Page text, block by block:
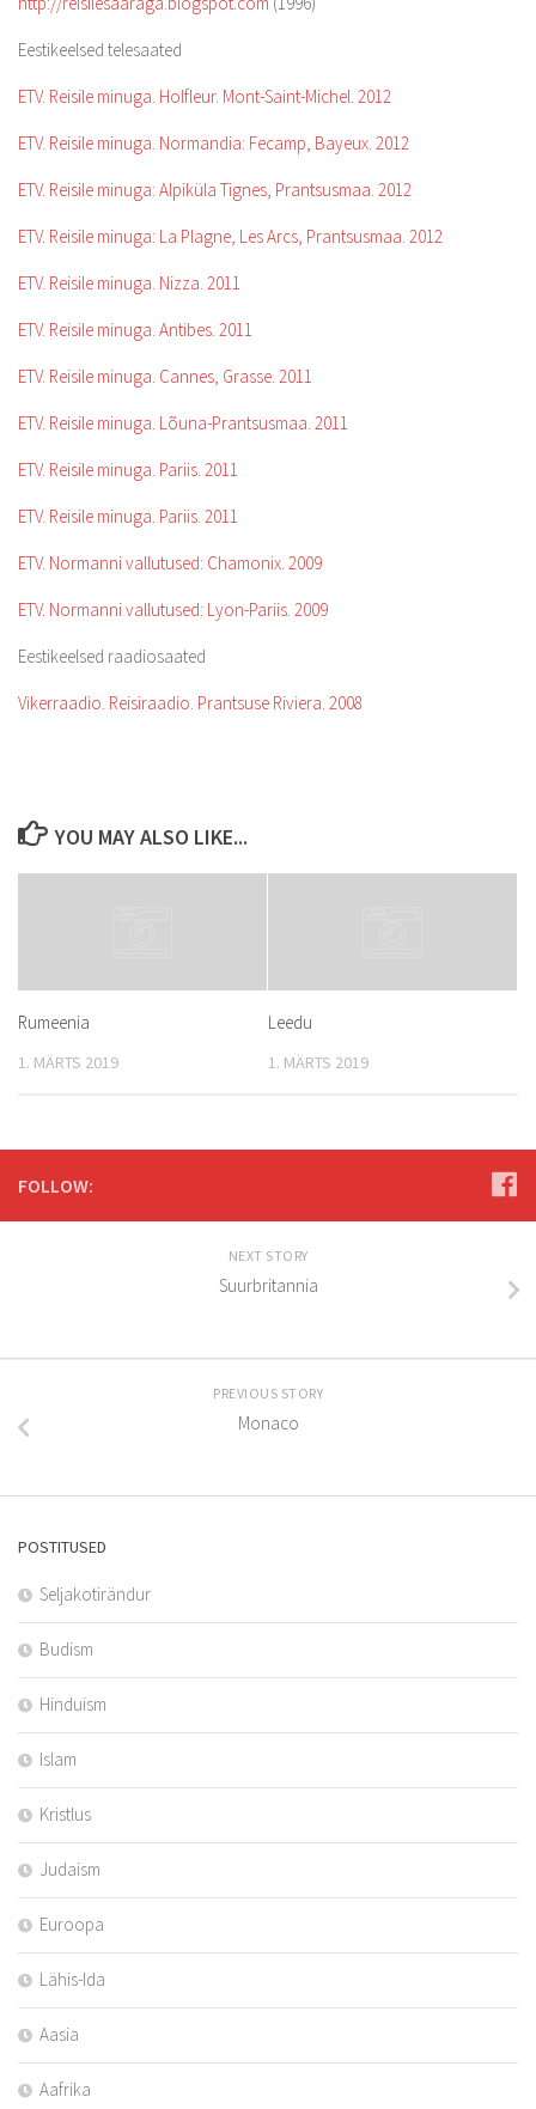
Eestikeelsed telesaated
ETV. Reisile minuga. Holfleur. Mont-Saint-Michel. 2012
ETV. Reisile minuga. Normandia: Fecamp, Bayeux. 2012
ETV. Reisile minuga: Alpiküla Tignes, Prantsusmaa. 2012
ETV. Reisile minuga: La Plagne, Les Arcs, Prantsusmaa. 2012
ETV. Reisile minuga. Nizza. 2011
ETV. Reisile minuga. Antibes. 2011
ETV. Reisile minuga. Cannes, Grasse. 2011
ETV. Reisile minuga. Lõuna-Prantsusmaa. 2011
ETV. Reisile minuga. Pariis. 2011
ETV. Reisile minuga. Pariis. 2011
ETV. Normanni vallutused: Chamonix. 2009
ETV. Normanni vallutused: Lyon-Pariis. 2009
Eestikeelsed raadiosaated
Vikerraadio. Reisiraadio. Prantsuse Riviera. 2008
YOU MAY ALSO LIKE...
Rumeenia
1. MÄRTS 2019
Leedu
1. MÄRTS 2019
FOLLOW:
NEXT STORY
Suurbritannia
PREVIOUS STORY
Monaco
POSTITUSED
Seljakotirändur
Budism
Hinduism
Islam
Kristlus
Judaism
Euroopa
Lähis-Ida
Aasia
Aafrika